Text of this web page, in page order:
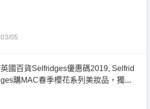
03/05
英國百貨Selfridges優惠碼2019, Selfrid
ges購MAC春季櫻花系列美妝品，獨家